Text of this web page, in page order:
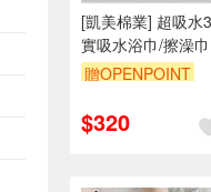
[凱美棉業] 超吸水
實吸水浴巾/擦澡巾 可愛兒童
浴巾
贈OPENPOINT
$320